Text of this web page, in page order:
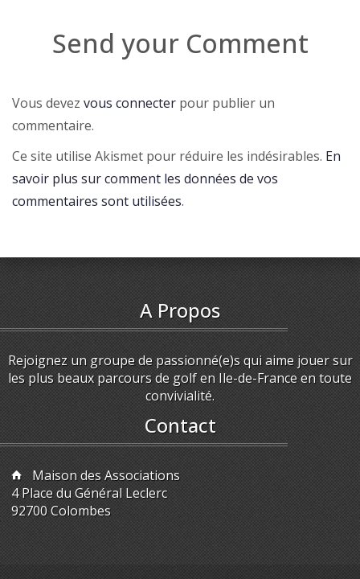
Send your Comment
Vous devez vous connecter pour publier un
commentaire.
Ce site utilise Akismet pour réduire les indésirables. En
savoir plus sur comment les données de vos
commentaires sont utilisées.
A Propos
Rejoignez un groupe de passionné(e)s qui aime jouer sur
les plus beaux parcours de golf en Ile-de-France en toute
convivialité.
Contact
Maison des Associations
4 Place du Général Leclerc
92700 Colombes